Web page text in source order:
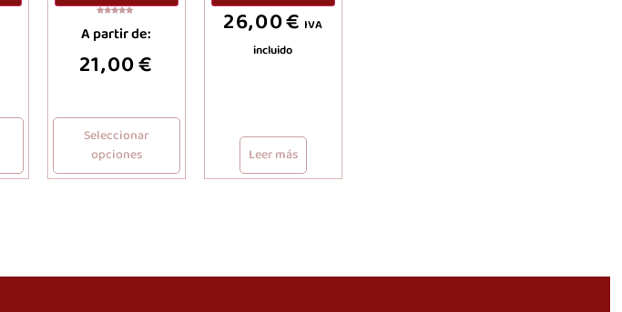
con
5.00
A partir de:
21,00€
Seleccionar
opciones
26,00€ IVA
incluido
Leer más